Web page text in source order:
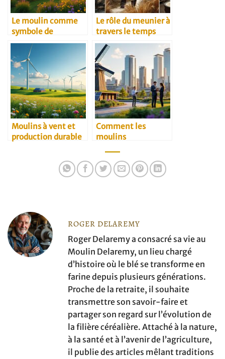
Le moulin comme
symbole de
résilience rurale
Le rôle du meunier à
travers le temps
Moulins à vent et
production durable
Comment les
moulins
marché B2B
moderne
ROGER DELAREMY
Roger Delaremy a consacré sa vie au
Moulin Delaremy, un lieu chargé
d’histoire où le blé se transforme en
farine depuis plusieurs générations.
Proche de la retraite, il souhaite
transmettre son savoir-faire et
partager son regard sur l’évolution de
la filière céréalière. Attaché à la nature,
à la santé et à l’avenir de l’agriculture,
il publie des articles mêlant traditions